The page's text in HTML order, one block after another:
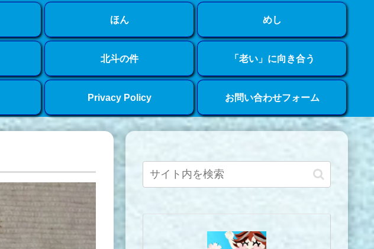
ほん めし
北斗の件 「老い」に向き合う
Privacy Policy お問い合わせフォーム